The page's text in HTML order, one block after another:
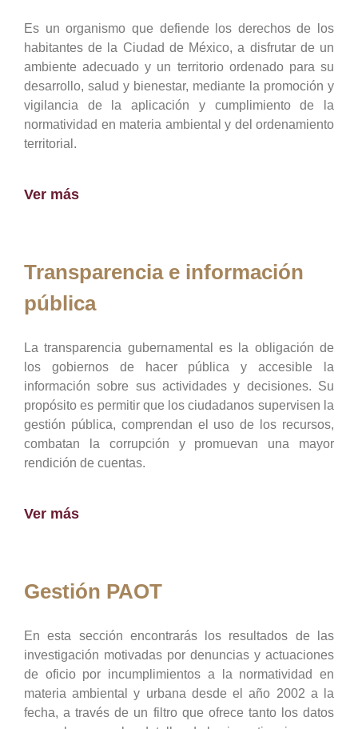
Es un organismo que defiende los derechos de los
habitantes de la Ciudad de México, a disfrutar de un
ambiente adecuado y un territorio ordenado para su
desarrollo, salud y bienestar, mediante la promoción y
vigilancia de la aplicación y cumplimiento de la
normatividad en materia ambiental y del ordenamiento
territorial.
Ver más
Transparencia e información
pública
La transparencia gubernamental es la obligación de
los gobiernos de hacer pública y accesible la
información sobre sus actividades y decisiones. Su
propósito es permitir que los ciudadanos supervisen la
gestión pública, comprendan el uso de los recursos,
combatan la corrupción y promuevan una mayor
rendición de cuentas.
Ver más
Gestión PAOT
En esta sección encontrarás los resultados de las
investigación motivadas por denuncias y actuaciones
de oficio por incumplimientos a la normatividad en
materia ambiental y urbana desde el año 2002 a la
fecha, a través de un filtro que ofrece tanto los datos